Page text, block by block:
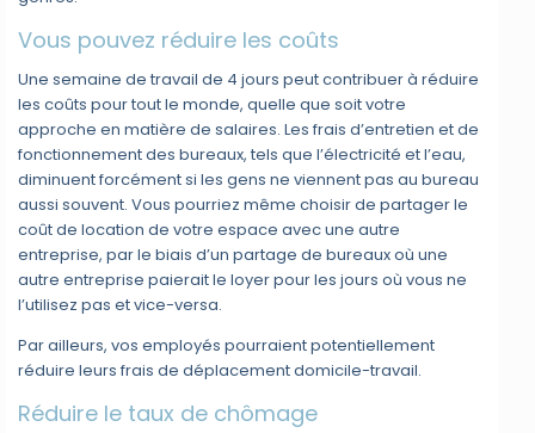
Vous pouvez réduire les coûts
Une semaine de travail de 4 jours peut contribuer à réduire
les coûts pour tout le monde, quelle que soit votre
approche en matière de salaires. Les frais d’entretien et de
fonctionnement des bureaux, tels que l’électricité et l’eau,
diminuent forcément si les gens ne viennent pas au bureau
aussi souvent. Vous pourriez même choisir de partager le
coût de location de votre espace avec une autre
entreprise, par le biais d’un partage de bureaux où une
autre entreprise paierait le loyer pour les jours où vous ne
l’utilisez pas et vice-versa.
Par ailleurs, vos employés pourraient potentiellement
réduire leurs frais de déplacement domicile-travail.
Réduire le taux de chômage